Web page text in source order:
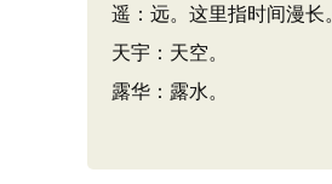
遥：远。这里指时间漫长
天宇：天空。
露华：露水。